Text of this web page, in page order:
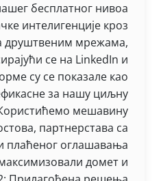
бесплатног нивоа
интелигенције кроз
друштвеним мрежама,
се на LinkedIn и
су се показале као
за нашу циљну
мешавину
партнерстава са
плаћеног оглашавања
домет и